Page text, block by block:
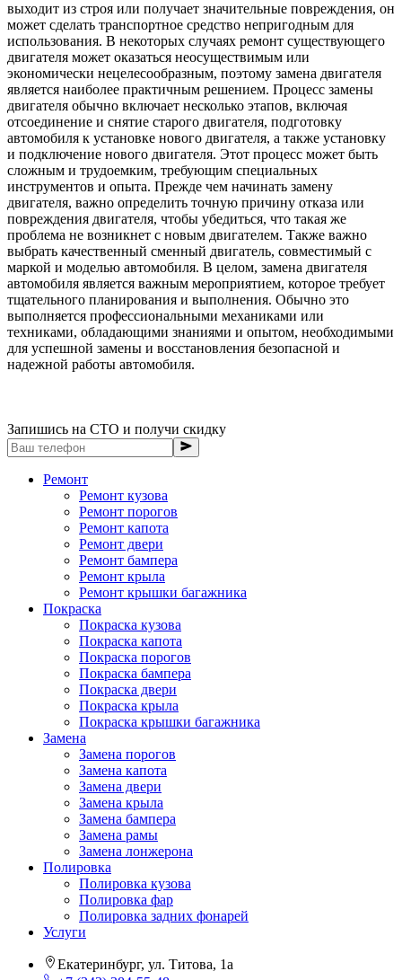
выходит из строя или получает значительные повреждения, он
может сделать транспортное средство непригодным для
использования. В некоторых случаях ремонт существующего
двигателя может оказаться неосуществимым или
экономически нецелесообразным, поэтому замена двигателя
является наиболее практичным решением. Процесс замены
двигателя обычно включает несколько этапов, включая
отсоединение и снятие старого двигателя, подготовку
автомобиля к установке нового двигателя, а также установку
и подключение нового двигателя. Этот процесс может быть
сложным и трудоемким, требующим специальных
инструментов и опыта. Прежде чем начинать замену
двигателя, важно определить точную причину отказа или
повреждения двигателя, чтобы убедиться, что такая же
проблема не возникнет с новым двигателем. Также важно
выбрать качественный сменный двигатель, совместимый с
маркой и моделью автомобиля. В целом, замена двигателя
автомобиля является важным мероприятием, которое требует
тщательного планирования и выполнения. Обычно это
выполняется профессиональными механиками или
техниками, обладающими знаниями и опытом, необходимыми
для успешной замены и восстановления безопасной и
надежной работы автомобиля.
Запишись на СТО и получи скидку
Ремонт
Ремонт кузова
Ремонт порогов
Ремонт капота
Ремонт двери
Ремонт бампера
Ремонт крыла
Ремонт крышки багажника
Покраска
Покраска кузова
Покраска капота
Покраска порогов
Покраска бампера
Покраска двери
Покраска крыла
Покраска крышки багажника
Замена
Замена порогов
Замена капота
Замена двери
Замена крыла
Замена бампера
Замена рамы
Замена лонжерона
Полировка
Полировка кузова
Полировка фар
Полировка задних фонарей
Услуги
Екатеринбург, ул. Титова, 1а